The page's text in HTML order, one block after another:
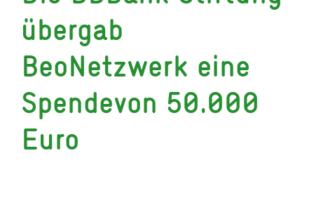
übergab
BeoNetzwerk eine
Spendevon 50.000
Euro